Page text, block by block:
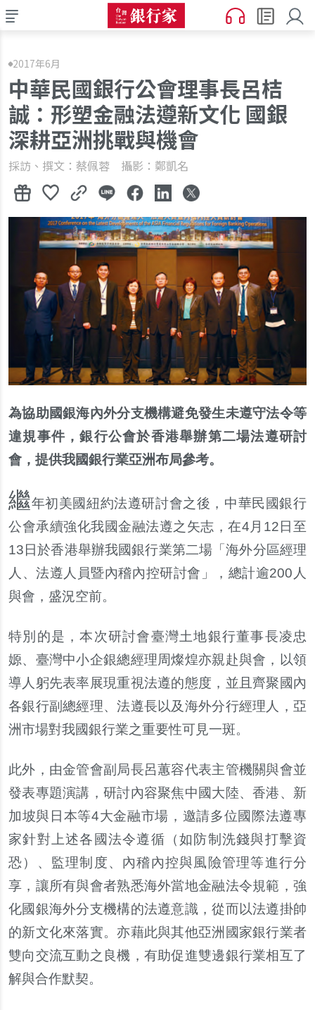
2017年6月
中華民國銀行公會理事長呂桔
誠：形塑金融法遵新文化 國銀
深耕亞洲挑戰與機會
採訪、撰文：蔡佩蓉 攝影：鄭凱名
為協助國銀海內外分支機構避免發生未遵守法令等
違規事件，銀行公會於香港舉辦第二場法遵研討
會，提供我國銀行業亞洲布局參考。
繼年初美國紐約法遵研討會之後，中華民國銀行
公會承續強化我國金融法遵之矢志，在4月12日至
13日於香港舉辦我國銀行業第二場「海外分區經理
人、法遵人員暨內稽內控研討會」，總計逾200人
與會，盛況空前。
特別的是，本次研討會臺灣土地銀行董事長凌忠
嫄、臺灣中小企銀總經理周燦煌亦親赴與會，以領
導人躬先表率展現重視法遵的態度，並且齊聚國內
各銀行副總經理、法遵長以及海外分行經理人，亞
洲市場對我國銀行業之重要性可見一斑。
此外，由金管會副局長呂蕙容代表主管機關與會並
發表專題演講，研討內容聚焦中國大陸、香港、新
加坡與日本等4大金融市場，邀請多位國際法遵專
家針對上述各國法令遵循（如防制洗錢與打擊資
恐）、監理制度、內稽內控與風險管理等進行分
享，讓所有與會者熟悉海外當地金融法令規範，強
化國銀海外分支機構的法遵意識，從而以法遵掛帥
的新文化來落實。亦藉此與其他亞洲國家銀行業者
雙向交流互動之良機，有助促進雙邊銀行業相互了
解與合作默契。